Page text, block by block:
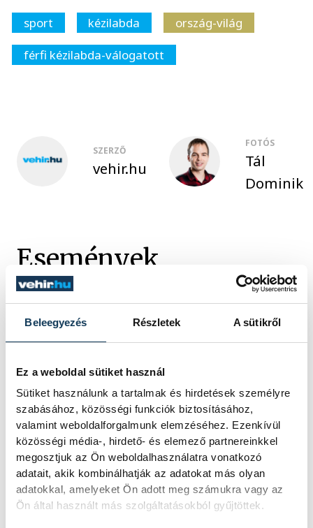
Beleegyezés Részletek A sütikről
Ez a weboldal sütiket használ
Sütiket használunk a tartalmak és hirdetések személyre
szabásához, közösségi funkciók biztosításához,
valamint weboldalforgalmunk elemzéséhez. Ezenkívül
közösségi média-, hirdető- és elemező partnereinkkel
megosztjuk az Ön weboldalhasználatra vonatkozó
adatait, akik kombinálhatják az adatokat más olyan
adatokkal, amelyeket Ön adott meg számukra vagy az
Ön által használt más szolgáltatásokból gyűjtöttek.
sport kézilabda
ország-világ
férfi kézilabda-válogatott
SZERZŐ
vehir.hu
FOTÓS
Tál
Dominik
Események
SOROZAT FÉRFI KÉZILABDA VB-
HAZAI
MAGYARORSZÁG
VENDÉG
SZERBIA
IDŐPONT
2026. MÁJUS 17. 17:30
HELYSZÍN
ONE VESZPRÉM ARÉNA
EREDMÉNY
31-30
RÉSZLETEK